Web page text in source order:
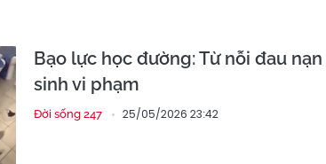
Bạo lực học đường: Từ nỗi đau
sinh vi phạm
Đời sống 247 25/05/2026 23:42